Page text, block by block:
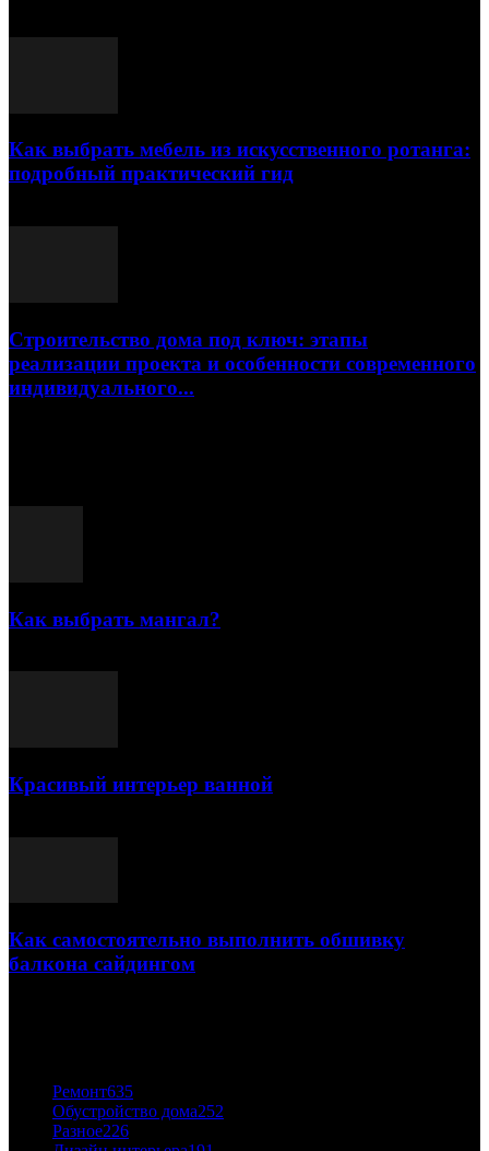
Как выбрать мебель из искусственного ротанга:
подробный практический гид
Строительство дома под ключ: этапы
реализации проекта и особенности современного
индивидуального...
Как выбрать мангал?
Красивый интерьер ванной
Как самостоятельно выполнить обшивку
балкона сайдингом
Ремонт635
Обустройство дома252
Разное226